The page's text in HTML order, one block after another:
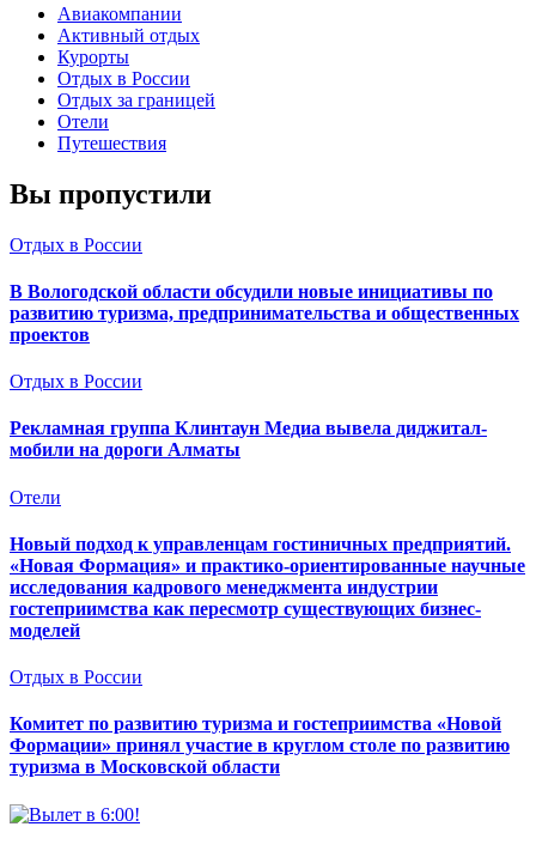
Авиакомпании
Активный отдых
Курорты
Отдых в России
Отдых за границей
Отели
Путешествия
Вы пропустили
Отдых в России
В Вологодской области обсудили новые инициативы по
развитию туризма, предпринимательства и общественных
проектов
Отдых в России
Рекламная группа Клинтаун Медиа вывела диджитал-
мобили на дороги Алматы
Отели
Новый подход к управленцам гостиничных предприятий.
«Новая Формация» и практико-ориентированные научные
исследования кадрового менеджмента индустрии
гостеприимства как пересмотр существующих бизнес-
моделей
Отдых в России
Комитет по развитию туризма и гостеприимства «Новой
Формации» принял участие в круглом столе по развитию
туризма в Московской области